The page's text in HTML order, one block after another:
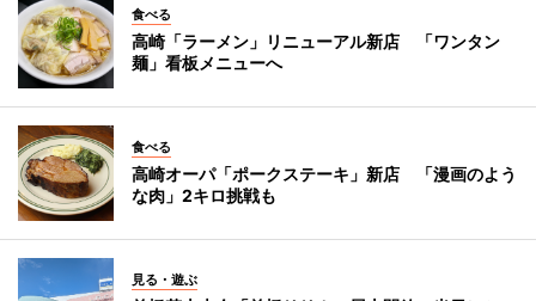
食べる
高崎「ラーメン」リニューアル新店 「ワンタン
麺」看板メニューへ
食べる
高崎オーパ「ポークステーキ」新店 「漫画のよう
な肉」2キロ挑戦も
見る・遊ぶ